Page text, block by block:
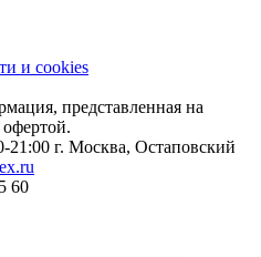
и cookies
представленная на
офертой.
21:00 г. Москва, Остаповский
60